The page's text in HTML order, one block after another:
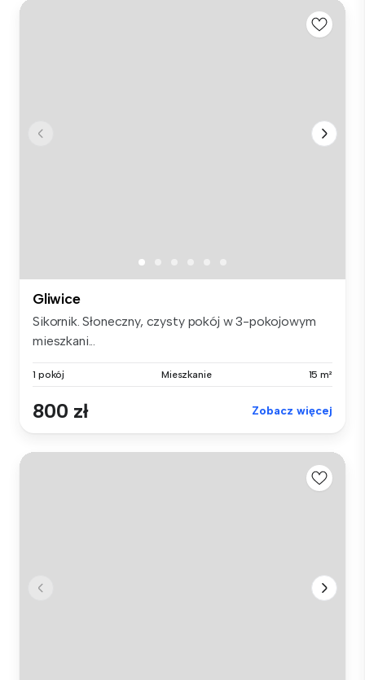
Gliwice
Sikornik. Słoneczny, czysty pokój w 3-pokojowym
mieszkani...
1 pokój Mieszkanie 15 m²
800 zł Zobacz więcej